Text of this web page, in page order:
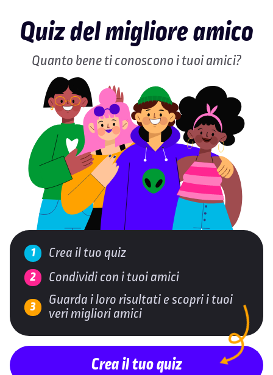
Quiz del migliore amico
Quanto bene ti conoscono i tuoi amici?
Crea il tuo quiz
Condividi con i tuoi amici
Guarda i loro risultati e scopri i tuoi
veri migliori amici
Crea il tuo quiz